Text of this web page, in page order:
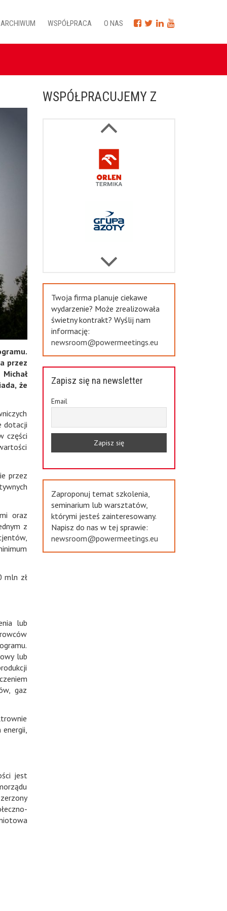
ARCHIWUM WSPÓŁPRACA O NAS
przez
że
dotacji
części
przez
oraz
z
mln zł
lub
lub
gaz
energii,
jest
WSPÓŁPRACUJEMY Z
Twoja firma planuje ciekawe
wydarzenie? Może zrealizowała
świetny kontrakt? Wyślij nam
informację:
newsroom@powermeetings.eu
Zapisz się na newsletter
Email
Zaproponuj temat szkolenia,
seminarium lub warsztatów,
którymi jesteś zainteresowany.
Napisz do nas w tej sprawie:
newsroom@powermeetings.eu